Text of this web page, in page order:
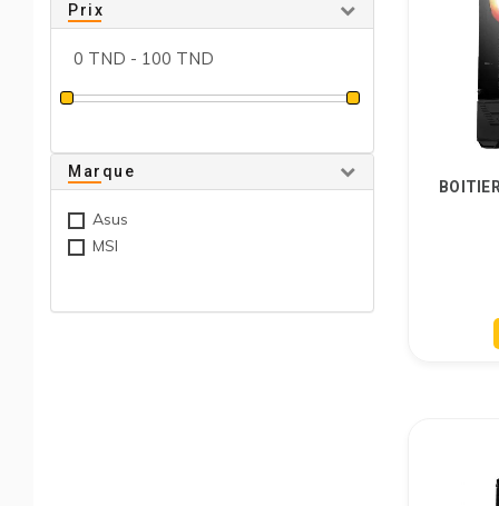
Prix
Marque
Asus
MSI